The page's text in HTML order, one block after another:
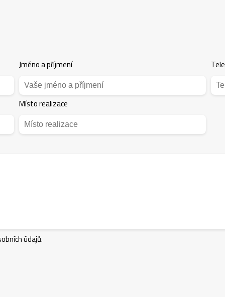
Jméno a příjmení
Místo realizace
údajů.